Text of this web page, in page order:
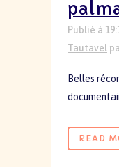
Publié à
Tautavel
Belles
READ